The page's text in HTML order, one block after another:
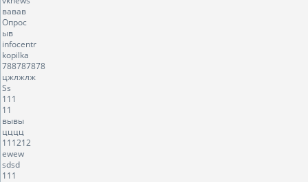
вавав
Опрос
ыв
infocentr
kopilka
788787878
цжлжлж
Ss
111
11
вывы
цццц
111212
ewew
sdsd
111